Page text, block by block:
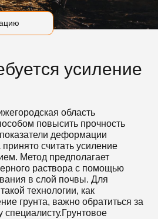
усиление
область
повысить прочность
деформации
принято считать усиление
Метод предполагает
раствора с помощью
в слой почвы. Для
технологии, как
грунта, важно обратиться за